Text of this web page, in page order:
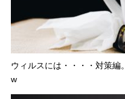
ウィルスには・・・・対策編。
w